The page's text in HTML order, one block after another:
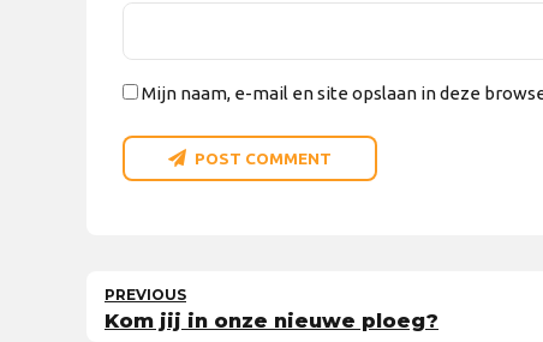
Mijn naam, e-mail en site opslaan in deze
POST COMMENT
PREVIOUS
Kom jij in onze nieuwe ploeg?